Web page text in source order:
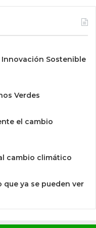
Innovación Sostenible
Verdes
el cambio
cambio climático
ya se pueden ver